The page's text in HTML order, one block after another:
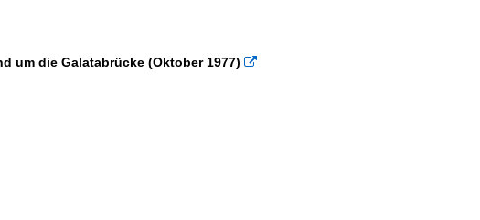
um die Galatabrücke (Oktober 1977) 